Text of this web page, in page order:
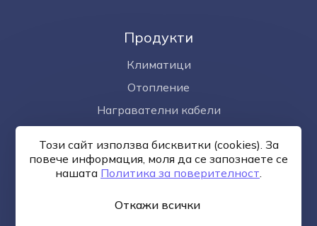
Продукти
Климатици
Отопление
Награвателни кабели
Фотоволтаици
Този сайт използва бисквитки (cookies). За
повече информация, моля да се запознаете се
нашaтa Политика за поверителност.
Откажи всички